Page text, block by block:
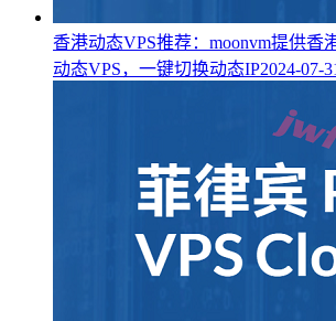
香港动态VPS推荐：moonvm提供香
动态VPS，一键切换动态IP2024-07-